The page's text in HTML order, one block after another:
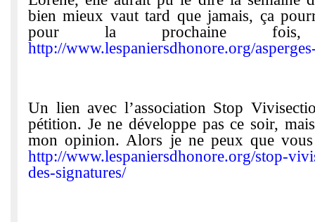
bien mieux vaut tard que jamais, ça
pour la prochaine
http://www.lespaniersdhonore.org/
Un lien avec l’association Stop
pétition. Je ne développe pas ce soir,
mon opinion. Alors je ne peux que
http://www.lespaniersdhonore.org/stop-
des-signatures/